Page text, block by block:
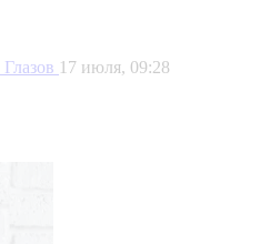
Глазов 17 июля, 09:28